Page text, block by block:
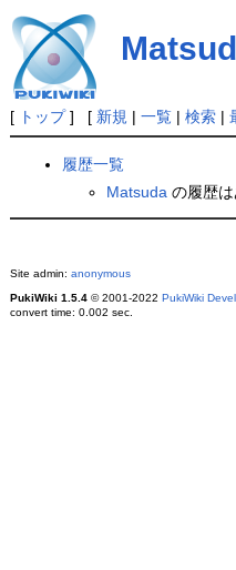
[ トップ] [ 新規 | 一覧| 検索|
履歴一覧
Matsuda の履歴は
Site admin: anonymous
PukiWiki 1.5.4© 2001-2022 PukiWiki
convert time: 0.002 sec.